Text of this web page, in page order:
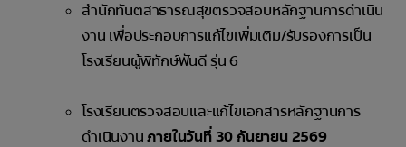
สำนักทันตสาธารณสุขตรวจสอบหลักฐานการดำเนิน
งาน เพื่อประกอบการแก้ไขเพิ่มเติม/รับรองการเป็น
โรงเรียนผู้พิทักษ์ฟันดี รุ่น 6
โรงเรียนตรวจสอบและแก้ไขเอกสารหลักฐานการ
ดำเนินงานภายในวันที่ 30 กันยายน 2569